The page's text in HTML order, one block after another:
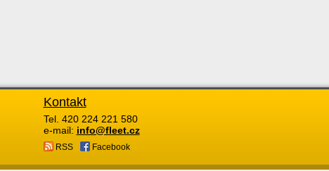
Kontakt
Tel. 420 224 221 580
e-mail: info@fleet.cz
RSS Facebook